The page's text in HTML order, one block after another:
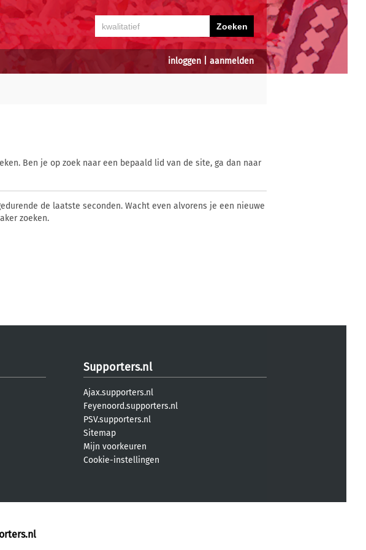
inloggen aanmelden
Ben je op zoek naar een bepaald lid van de site, ga dan naar
de laatste seconden. Wacht even alvorens je een nieuwe
zoeken.
Supporters.nl
Ajax.supporters.nl
Feyenoord.supporters.nl
PSV.supporters.nl
Sitemap
Mijn voorkeuren
Cookie-instellingen